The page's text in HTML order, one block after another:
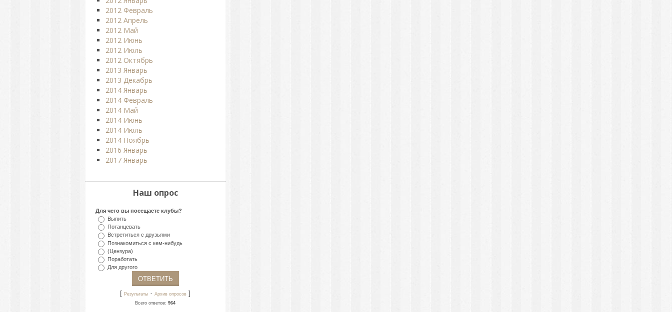
2012 Февраль
2012 Апрель
2012 Май
2012 Июнь
2012 Июль
2012 Октябрь
2013 Январь
2013 Декабрь
2014 Январь
2014 Февраль
2014 Май
2014 Июнь
2014 Июль
2014 Ноябрь
2016 Январь
2017 Январь
Наш опрос
Для чего вы посещаете клубы?
Выпить
Потанцевать
Встретиться с друзьями
Познакомиться с кем-нибудь
(Цензура)
Поработать
Для другого
[ Результаты · Архив опросов ]
Всего ответов: 964